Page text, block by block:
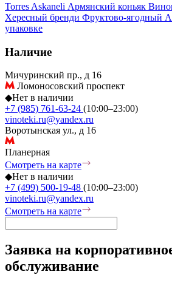
Torres Askaneli Армянский коньяк
Хересный бренди Фруктово-ягодный
упаковке
Наличие
Мичуринский пр., д 16
Ломоносовский проспект
◆Нет в наличии
+7 (985) 761-63-24 (10:00–23:00)
vinoteki.ru@yandex.ru
Воротынская ул., д 16
Планерная
Смотреть на карте
◆Нет в наличии
+7 (499) 500-19-48 (10:00–23:00)
vinoteki.ru@yandex.ru
Смотреть на карте
Заявка на
обслуживание